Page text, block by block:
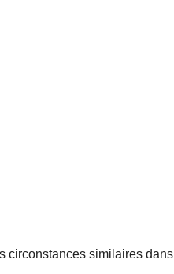
circonstances similaires